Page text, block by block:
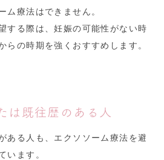
ム療法はできません。
する際は、妊娠の可能性がない時
らの時期を強くおすすめします。
は既往歴のある人
ある人も、エクソソーム療法を避
います。